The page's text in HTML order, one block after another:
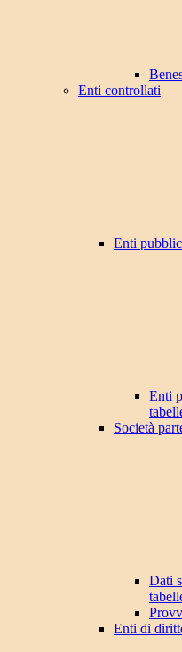
Enti controllati
Enti
Enti
Società
Dati
Enti di